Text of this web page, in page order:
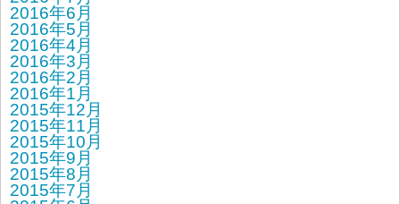
2016年6月
2016年5月
2016年4月
2016年3月
2016年2月
2016年1月
2015年12月
2015年11月
2015年10月
2015年9月
2015年8月
2015年7月